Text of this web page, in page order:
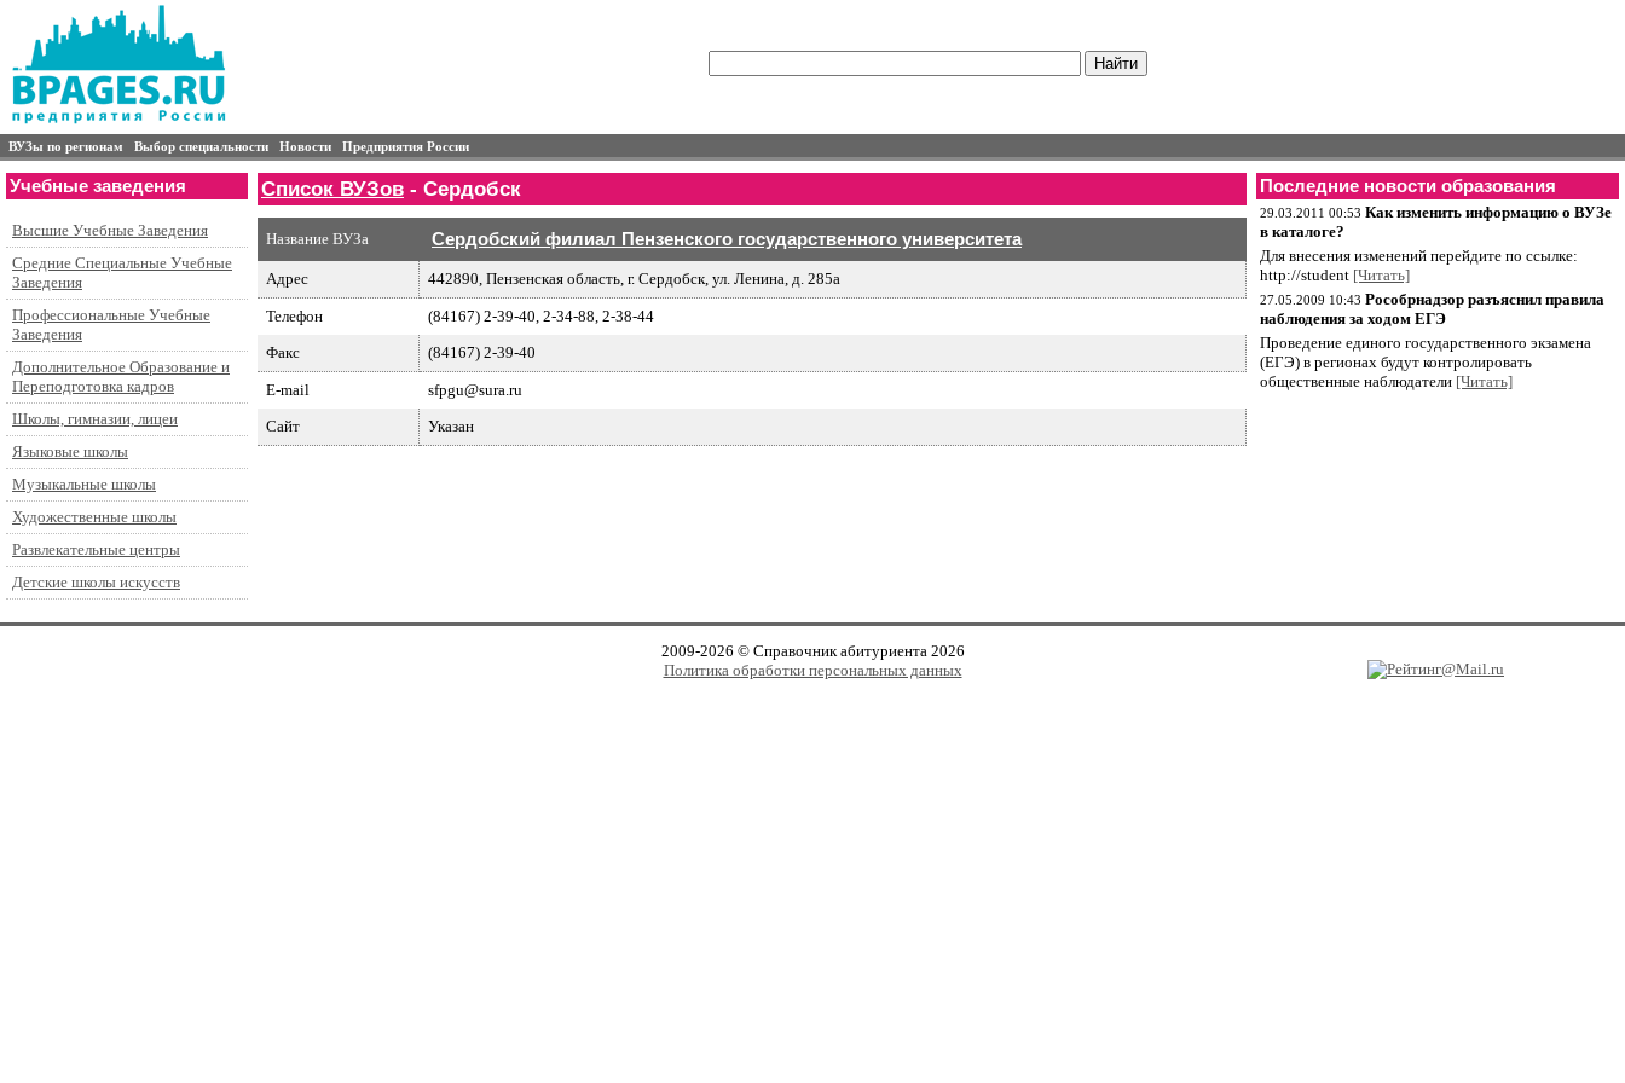
ВУЗы по регионам Выбор специальности Новости Предприятия России
Учебные заведения
Высшие Учебные Заведения
Средние Специальные Учебные
Заведения
Профессиональные Учебные
Заведения
Дополнительное Образование и
Переподготовка кадров
Школы, гимназии, лицеи
Языковые школы
Музыкальные школы
Художественные школы
Развлекательные центры
Детские школы искусств
Список ВУЗов - Сердобск
Название ВУЗа Сердобский филиал Пензенского государственного университета
Адрес 442890, Пензенская область, г. Сердобск, ул. Ленина, д. 285а
Телефон
(84167) 2-39-40, 2-34-88, 2-38-44
Факс
(84167) 2-39-40
E-mail
sfpgu@sura.ru
Сайт
Указан
Последние новости образования
29.03.2011 00:53 Как изменить информацию о ВУЗе
в каталоге?
Для внесения изменений перейдите по ссылке:
http://student [Читать]
27.05.2009 10:43 Рособрнадзор разъяснил правила
наблюдения за ходом ЕГЭ
Проведение единого государственного экзамена
(ЕГЭ) в регионах будут контролировать
общественные наблюдатели [Читать]
2009-2026 © Справочник абитуриента 2026
Политика обработки персональных данных